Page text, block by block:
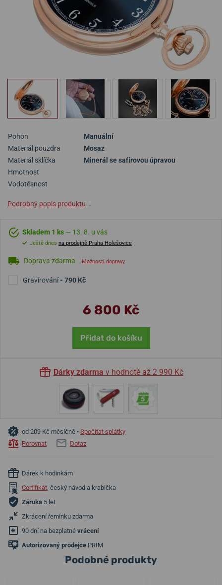
Pohon
Manuální
Materiál pouzdra
Mosaz
Materiál sklíčka
Minerál se safírovou úpravou
Hmotnost
Vodotěsnost
Podrobný popis produktu ↓
Skladem 1 ks — 13. 8. u vás
Ještě dnes na prodejně Praha Holešovice
Doprava zdarma Možnosti dopravy
Gravírování- 790 Kč
6 800 Kč
Přidat do košíku
Dárky zdarma v hodnotě až 2 990 Kč
od 209 Kč měsíčně • Spočítat splátky
Porovnat
Dotaz
Dárek k hodinkám
Certifikát, český návod a krabička
Záruka 5 let
Zkrácení řemínku zdarma
90 dní na bezplatné vrácení
Autorizovaný prodejce PRIM
Podobné produkty